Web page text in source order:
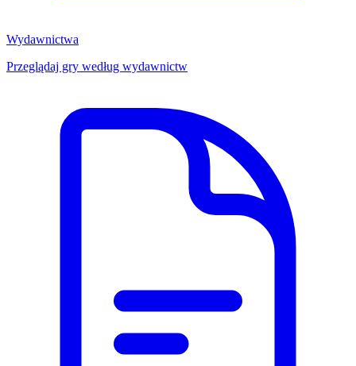
Wydawnictwa
Przeglądaj gry według wydawnictw